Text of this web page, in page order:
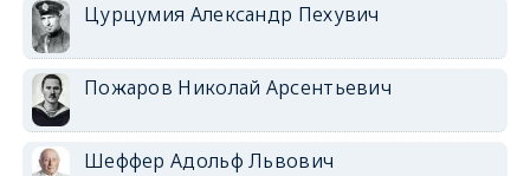
Цурцумия Александр Пехувич
Пожаров Николай Арсентьевич
Шеффер Адольф Львович